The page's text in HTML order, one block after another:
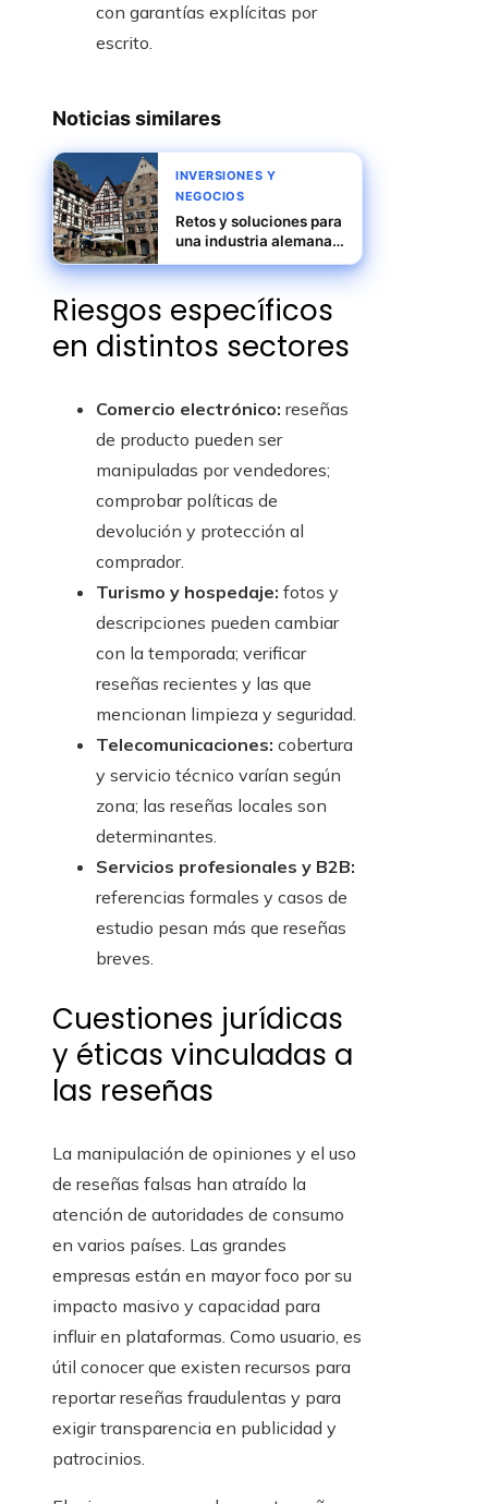
con garantías explícitas por
escrito.
Noticias similares
INVERSIONES Y
NEGOCIOS
Retos y soluciones para
una industria alemana
eficiente y con menor
impacto ambiental
Riesgos específicos
en distintos sectores
Comercio electrónico: reseñas
de producto pueden ser
manipuladas por vendedores;
comprobar políticas de
devolución y protección al
comprador.
Turismo y hospedaje: fotos y
descripciones pueden cambiar
con la temporada; verificar
reseñas recientes y las que
mencionan limpieza y seguridad.
Telecomunicaciones: cobertura
y servicio técnico varían según
zona; las reseñas locales son
determinantes.
Servicios profesionales y B2B:
referencias formales y casos de
estudio pesan más que reseñas
breves.
Cuestiones jurídicas
y éticas vinculadas a
las reseñas
La manipulación de opiniones y el uso
de reseñas falsas han atraído la
atención de autoridades de consumo
en varios países. Las grandes
empresas están en mayor foco por su
impacto masivo y capacidad para
influir en plataformas. Como usuario, es
útil conocer que existen recursos para
reportar reseñas fraudulentas y para
exigir transparencia en publicidad y
patrocinios.